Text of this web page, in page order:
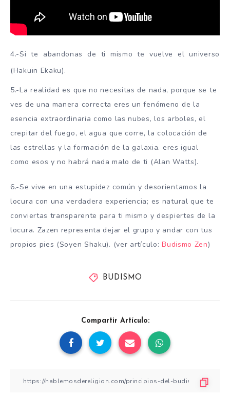
4.-Si te abandonas de ti mismo te vuelve el universo
(Hakuin Ekaku).
5.-La realidad es que no necesitas de nada, porque se te
ves de una manera correcta eres un fenómeno de la
esencia extraordinaria como las nubes, los arboles, el
crepitar del fuego, el agua que corre, la colocación de
las estrellas y la formación de la galaxia. eres igual
como esos y no habrá nada malo de ti (Alan Watts).
6.-Se vive en una estupidez común y desorientamos la
locura con una verdadera experiencia; es natural que te
conviertas transparente para ti mismo y despiertes de la
locura. Zazen representa dejar el grupo y andar con tus
propios pies (Soyen Shaku). (ver artículo:Budismo Zen)
BUDISMO
Compartir Artículo: